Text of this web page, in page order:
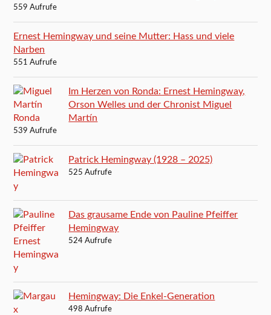
559 Aufrufe
Ernest Hemingway und seine Mutter: Hass und viele
Narben
551 Aufrufe
Im Herzen von Ronda: Ernest Hemingway,
Orson Welles und der Chronist Miguel
Martín
539 Aufrufe
Patrick Hemingway (1928 – 2025)
525 Aufrufe
Das grausame Ende von Pauline Pfeiffer
Hemingway
524 Aufrufe
Hemingway: Die Enkel-Generation
498 Aufrufe